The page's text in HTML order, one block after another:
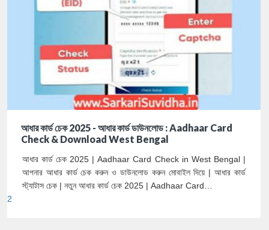
আধার কার্ড চেক 2025 - আধার কার্ড ডাউনলোড : Aadhaar Card
Check & Download West Bengal
আধার কার্ড চেক 2025 | Aadhaar Card Check in West Bengal |
আপনার আধার কার্ড চেক করুন ও ডাউনলোড করুন মোবাইল দিয়ে | আধার কার্ড
স্ট্যাটাস চেক | নতুন আধার কার্ড চেক 2025 | Aadhaar Card…
2